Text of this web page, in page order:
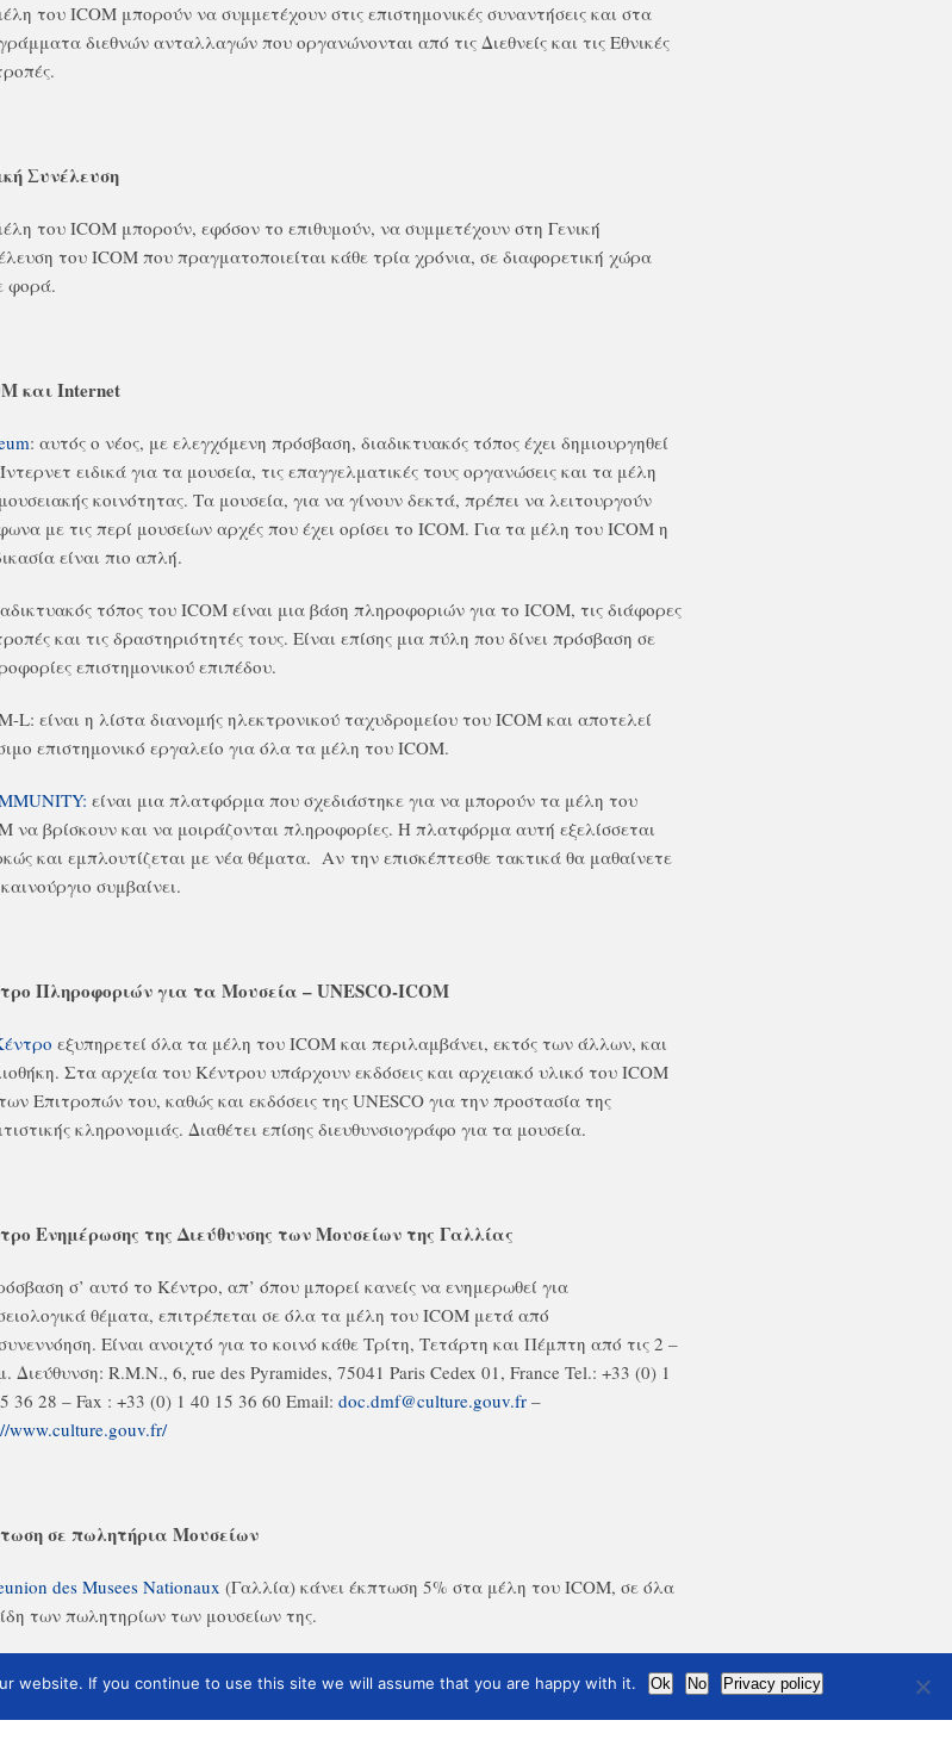
του ICOM μπορούν να συμμετέχουν στις επιστημονικές συναντήσεις και στα
διεθνών ανταλλαγών που οργανώνονται από τις Διεθνείς και τις Εθνικές
Συνέλευση
του ICOM μπορούν, εφόσον το επιθυμούν, να συμμετέχουν στη Γενική
του ICOM που πραγματοποιείται κάθε τρία χρόνια, σε διαφορετική χώρα
φορά.
και Internet
: αυτός ο νέος, με ελεγχόμενη πρόσβαση, διαδικτυακός τόπος έχει δημιουργηθεί
ειδικά για τα μουσεία, τις επαγγελματικές τους οργανώσεις και τα μέλη
κοινότητας. Τα μουσεία, για να γίνουν δεκτά, πρέπει να λειτουργούν
με τις περί μουσείων αρχές που έχει ορίσει το ICOM. Για τα μέλη του ICOM η
είναι πιο απλή.
τόπος του ICOM είναι μια βάση πληροφοριών για το ICOM, τις διάφορες
και τις δραστηριότητές τους. Είναι επίσης μια πύλη που δίνει πρόσβαση σε
επιστημονικού επιπέδου.
L: είναι η λίστα διανομής ηλεκτρονικού ταχυδρομείου του ICOM και αποτελεί
επιστημονικό εργαλείο για όλα τα μέλη του ICOM.
είναι μια πλατφόρμα που σχεδιάστηκε για να μπορούν τα μέλη του
να βρίσκουν και να μοιράζονται πληροφορίες. Η πλατφόρμα αυτή εξελίσσεται
και εμπλουτίζεται με νέα θέματα. Αν την επισκέπτεσθε τακτικά θα μαθαίνετε
συμβαίνει.
Πληροφοριών για τα Μουσεία – UNESCO-ICOM
εξυπηρετεί όλα τα μέλη του ICOM και περιλαμβάνει, εκτός των άλλων, και
Στα αρχεία του Κέντρου υπάρχουν εκδόσεις και αρχειακό υλικό του ICOM
Επιτροπών του, καθώς και εκδόσεις της UNESCO για την προστασία της
κληρονομιάς. Διαθέτει επίσης διευθυνσιογράφο για τα μουσεία.
Ενημέρωσης της Διεύθυνσης των Μουσείων της Γαλλίας
σ’ αυτό το Κέντρο, απ’ όπου μπορεί κανείς να ενημερωθεί για
θέματα, επιτρέπεται σε όλα τα μέλη του ICOM μετά από
Είναι ανοιχτό για το κοινό κάθε Τρίτη, Τετάρτη και Πέμπτη από τις 2 –
Διεύθυνση: R.M.N., 6, rue des Pyramides, 75041 Paris Cedex 01, France Tel.: +33 (0) 1
36 28 – Fax : +33 (0) 1 40 15 36 60 Email: doc.dmf@culture.gouv.fr –
www.culture.gouv.fr/
σε πωλητήρια Μουσείων
des Musees Nationaux (Γαλλία) κάνει έκπτωση 5% στα μέλη του ICOM, σε όλα
των πωλητηρίων των μουσείων της.
website. If you continue to use this site we will assume that you are happy with it. Ok No Privacy policy